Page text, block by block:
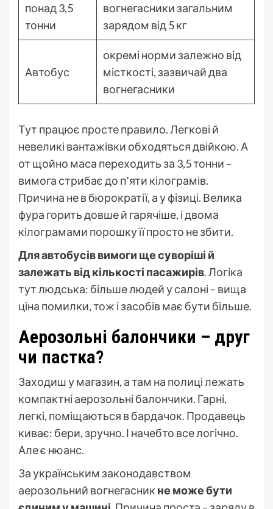
понад 3,5
тонни
вогнегасники загальним
зарядом від 5 кг
Автобус
окремі норми залежно від
місткості, зазвичай два
вогнегасники
Тут працює просте правило. Легкові й
невеликі вантажівки обходяться двійкою. А
от щойно маса переходить за 3,5 тонни –
вимога стрибає до п’яти кілограмів.
Причина не в бюрократії, а у фізиці. Велика
фура горить довше й гарячіше, і двома
кілограмами порошку її просто не збити.
Для автобусів вимоги ще суворіші й
залежать від кількості пасажирів. Логіка
тут людська: більше людей у салоні – вища
ціна помилки, тож і засобів має бути більше.
Аерозольні балончики – друг
чи пастка?
Заходиш у магазин, а там на полиці лежать
компактні аерозольні балончики. Гарні,
легкі, поміщаються в бардачок. Продавець
киває: бери, зручно. І начебто все логічно.
Але є нюанс.
За українським законодавством
аерозольний вогнегасник не може бути